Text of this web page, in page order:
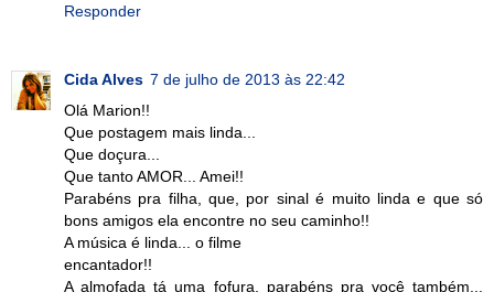
Responder
Cida Alves 7 de julho de 2013 às 22:42
Olá Marion!!
Que postagem mais linda...
Que doçura...
Que tanto AMOR... Amei!!
Parabéns pra filha, que, por sinal é muito linda e que só
bons amigos ela encontre no seu caminho!!
A música é linda... o filme
encantador!!
A almofada tá uma fofura, parabéns pra você também...